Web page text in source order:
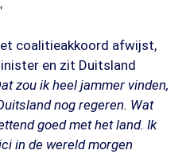
coalitieakkoord afwijst,
en zit Duitsland
zou ik heel jammer vinden,
nog regeren. Wat
goed met het land. Ik
in de wereld morgen